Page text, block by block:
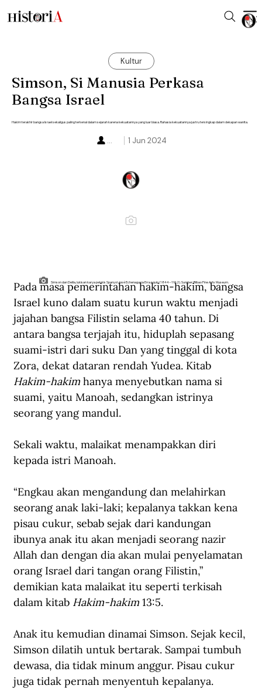
Kultur
Simson, Si Manusia Perkasa
Bangsa Israel
Hakim terakhir bangsa Israel sekaligus paling terkenal dalam sejarah karena kekuatannya yang luar biasa. Rahasia kekuatannya justru tersingkap dalam dekapan wanita.
1 Jun 2024
...
Simson dan Delila, lukisan karya pelukis Spanyol José Echenagusia Errazquin (1844--1912). Sumber: Bilbao Fine Arts Museum.
Pada masa pemerintahan hakim-hakim, bangsa
Israel kuno dalam suatu kurun waktu menjadi
jajahan bangsa Filistin selama 40 tahun. Di
antara bangsa terjajah itu, hiduplah sepasang
suami-istri dari suku Dan yang tinggal di kota
Zora, dekat dataran rendah Yudea. Kitab
Hakim-hakim hanya menyebutkan nama si
suami, yaitu Manoah, sedangkan istrinya
seorang yang mandul.
Sekali waktu, malaikat menampakkan diri
kepada istri Manoah.
“Engkau akan mengandung dan melahirkan
seorang anak laki-laki; kepalanya takkan kena
pisau cukur, sebab sejak dari kandungan
ibunya anak itu akan menjadi seorang nazir
Allah dan dengan dia akan mulai penyelamatan
orang Israel dari tangan orang Filistin,”
demikian kata malaikat itu seperti terkisah
dalam kitab Hakim-hakim 13:5.
Anak itu kemudian dinamai Simson. Sejak kecil,
Simson dilatih untuk bertarak. Sampai tumbuh
dewasa, dia tidak minum anggur. Pisau cukur
juga tidak pernah menyentuh kepalanya.